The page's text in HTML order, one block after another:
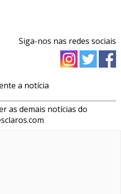
Siga-nos nas redes sociais
a notícia
as demais notícias do